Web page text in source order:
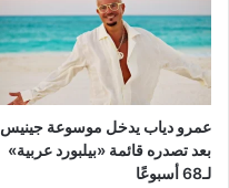
عمرو دياب يدخل موسوعة جينيس
بعد تصدره قائمة «بيلبورد عربية»
لـ68 أسبوعًا